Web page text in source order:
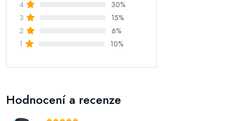
4 30%
3 15%
2 6%
1 10%
Hodnocení a recenze